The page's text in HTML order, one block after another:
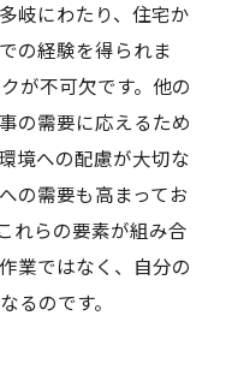
岐にわたり、住宅か
の経験を得られま
が不可欠です。他の
の需要に応えるため
境への配慮が大切な
の需要も高まってお
れらの要素が組み合
業ではなく、自分の
るのです。